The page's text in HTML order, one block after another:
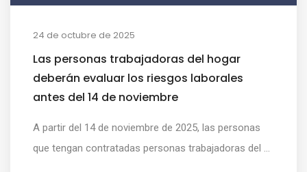
24 de octubre de 2025
Las personas trabajadoras del hogar
deberán evaluar los riesgos laborales
antes del 14 de noviembre
A partir del 14 de noviembre de 2025, las personas
que tengan contratadas personas trabajadoras del ...